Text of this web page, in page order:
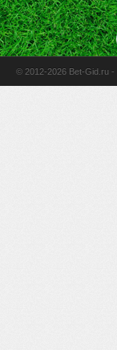
© 2012-2026 Bet-Gid.ru -